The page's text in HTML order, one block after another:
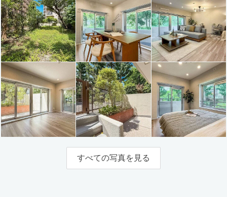
すべての写真を見る